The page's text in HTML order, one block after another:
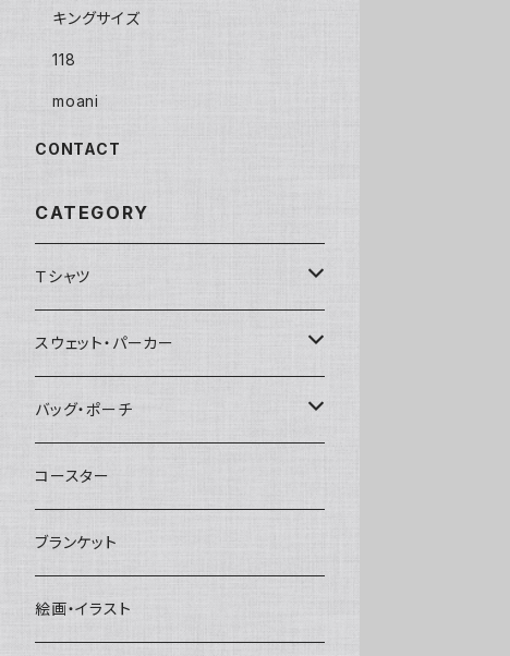
キングサイズ
118
moani
CONTACT
CATEGORY
Ｔシャツ
半袖
ビッグシルエット
生地が薄い
七分袖
ビッグシルエット
生地が薄い
長袖
ビッグシルエット
ロゴ
Vネック
スウェット・パーカー
スウェット
ビッグシルエット
バッグ・ポーチ
サコッシュ
トートバッグ
コースター
ブランケット
絵画・イラスト